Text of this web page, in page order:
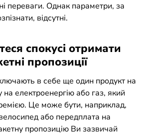
переваги. Однак параметри, за
відсутні.
спокусі отримати
пропозиції
в себе ще один продукт на
електроенергію або газ, який
Це може бути, наприклад,
або передплата на
пропозицію Ви зазвичай